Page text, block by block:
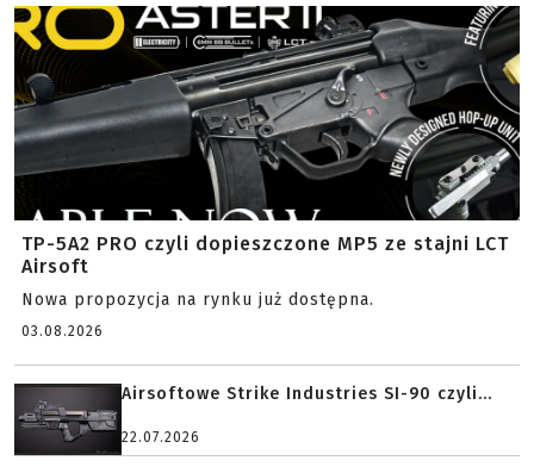
TP-5A2 PRO czyli dopieszczone MP5 ze stajni LCT
Airsoft
Nowa propozycja na rynku już dostępna.
03.08.2026
Airsoftowe Strike Industries SI-90 czyli...
22.07.2026